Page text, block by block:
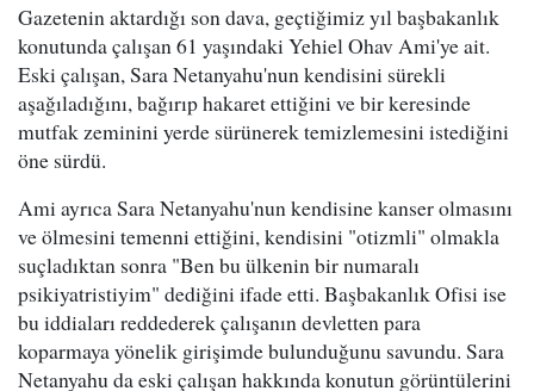
Gazetenin aktardığı son dava, geçtiğimiz yıl başbakanlık
konutunda çalışan 61 yaşındaki Yehiel Ohav Ami'ye ait.
Eski çalışan, Sara Netanyahu'nun kendisini sürekli
aşağıladığını, bağırıp hakaret ettiğini ve bir keresinde
mutfak zeminini yerde sürünerek temizlemesini istediğini
öne sürdü.
Ami ayrıca Sara Netanyahu'nun kendisine kanser olmasını
ve ölmesini temenni ettiğini, kendisini "otizmli" olmakla
suçladıktan sonra "Ben bu ülkenin bir numaralı
psikiyatristiyim" dediğini ifade etti. Başbakanlık Ofisi ise
bu iddiaları reddederek çalışanın devletten para
koparmaya yönelik girişimde bulunduğunu savundu. Sara
Netanyahu da eski çalışan hakkında konutun görüntülerini